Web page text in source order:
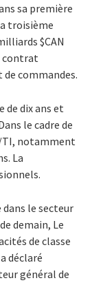
sa première
troisième
$CAN
contrat
commandes.
dix ans et
le cadre de
TI, notamment
La
le secteur
demain, Le
de classe
déclaré
général de